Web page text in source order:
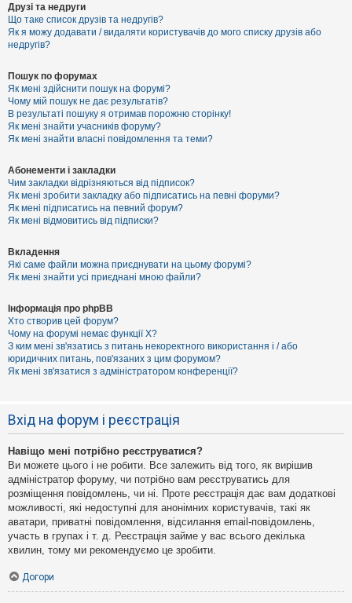
Друзі та недруги
Що таке список друзів та недругів?
Як я можу додавати / видаляти користувачів до мого списку друзів або
недругів?
Пошук по форумах
Як мені здійснити пошук на форумі?
Чому мій пошук не дає результатів?
В результаті пошуку я отримав порожню сторінку!
Як мені знайти учасників форуму?
Як мені знайти власні повідомлення та теми?
Абонементи і закладки
Чим закладки відрізняються від підписок?
Як мені зробити закладку або підписатись на певні форуми?
Як мені підписатись на певний форум?
Як мені відмовитись від підписки?
Вкладення
Які саме файли можна приєднувати на цьому форумі?
Як мені знайти усі приєднані мною файли?
Інформація про phpBB
Хто створив цей форум?
Чому на форумі немає функції X?
З ким мені зв'язатись з питань некоректного використання і / або
юридичних питань, пов'язаних з цим форумом?
Як мені зв'язатися з адміністратором конференції?
Вхід на форум і реєстрація
Навіщо мені потрібно реєструватися?
Ви можете цього і не робити. Все залежить від того, як вирішив
адміністратор форуму, чи потрібно вам реєструватись для
розміщення повідомлень, чи ні. Проте реєстрація дає вам додаткові
можливості, які недоступні для анонімних користувачів, такі як
аватари, приватні повідомлення, відсилання email-повідомлень,
участь в групах і т. д. Реєстрація займе у вас всього декілька
хвилин, тому ми рекомендуємо це зробити.
Догори